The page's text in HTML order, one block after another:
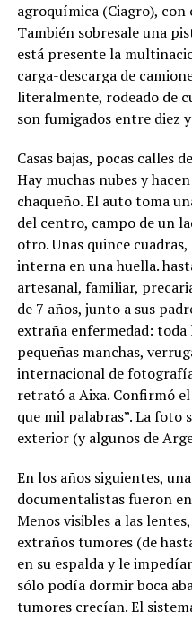
agroquímica (Ciagro), con
También sobresale una
está presente la
carga-descarga de
literalmente, rodeado de
son fumigados entre diez
Casas bajas, pocas calles
Hay muchas nubes y
chaqueño. El auto toma
del centro, campo de un
otro. Unas quince
interna en una huella.
artesanal, familiar,
de 7 años, junto a sus
extraña enfermedad:
pequeñas manchas,
internacional de
retrató a Aixa. Confirmó
que mil palabras”. La foto
exterior (y algunos de
En los años siguientes,
documentalistas fueron
Menos visibles a las
extraños tumores (de
en su espalda y le
sólo podía dormir boca
tumores crecían. El